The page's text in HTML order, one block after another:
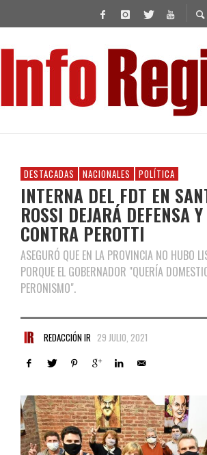
DESTACADAS NACIONALES POLÍTICA
INTERNA DEL FDT EN
ROSSI DEJARÁ DEFENSA
CONTRA PEROTTI
ASEGURÓ QUE EN LA PROVINCIA NO HUBO
PORQUE EL GOBERNADOR "QUERÍA
PERONISMO".
REDACCIÓN IR 29 JULIO, 2021